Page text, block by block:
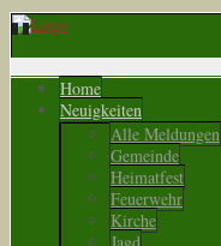
Home
Neuigkeiten
Alle Meldungen
Gemeinde
Heimatfest
Feuerwehr
Kirche